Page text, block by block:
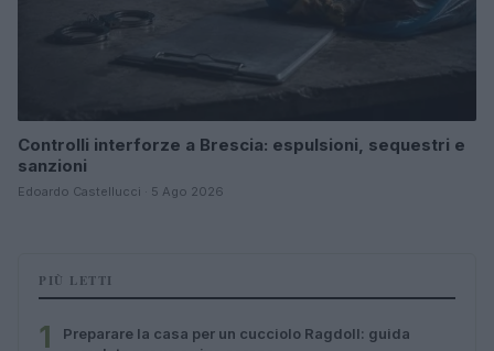
Controlli interforze a Brescia: espulsioni, sequestri e
sanzioni
Edoardo Castellucci · 5 Ago 2026
PIÙ LETTI
1
Preparare la casa per un cucciolo Ragdoll: guida